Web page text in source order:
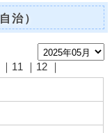
治）
11 ｜12 ｜